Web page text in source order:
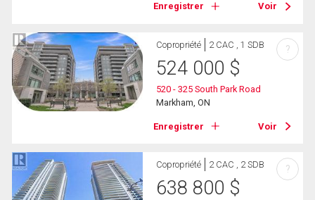
Enregistrer Voir
Copropriété 2 CAC , 1 SDB
524 000 $
520 - 325 South Park Road
Markham, ON
Enregistrer Voir
?
Copropriété 2 CAC , 2 SDB
638 800 $
?